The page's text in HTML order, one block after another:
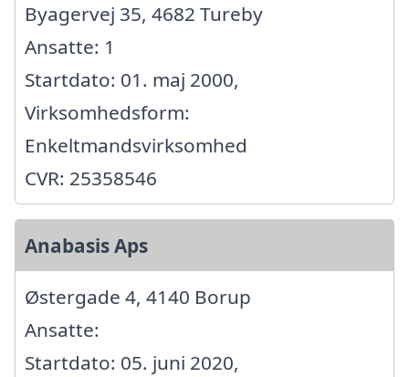
Byagervej 35, 4682 Tureby
Ansatte: 1
Startdato: 01. maj 2000,
Virksomhedsform:
Enkeltmandsvirksomhed
CVR: 25358546
Anabasis Aps
Østergade 4, 4140 Borup
Ansatte:
Startdato: 05. juni 2020,